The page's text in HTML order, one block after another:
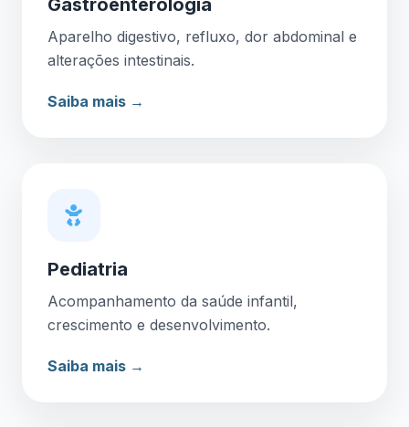
Gastroenterologia
Aparelho digestivo, refluxo, dor abdominal e
alterações intestinais.
Saiba mais →
Pediatria
Acompanhamento da saúde infantil,
crescimento e desenvolvimento.
Saiba mais →